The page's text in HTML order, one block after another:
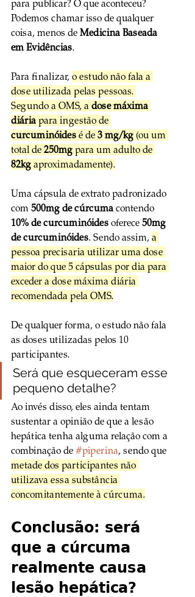
para publicar? O que aconteceu?
Podemos chamar isso de qualquer
coisa, menos de Medicina Baseada
em Evidências.
Para finalizar, o estudo não fala a
dose utilizada pelas pessoas.
Segundo a OMS, a dose máxima
diária para ingestão de
curcuminóides é de 3 mg/kg (ou um
total de 250mg para um adulto de
82kg aproximadamente).
Uma cápsula de extrato padronizado
com 500mg de cúrcuma contendo
10% de curcuminóides oferece 50mg
de curcuminóides. Sendo assim, a
pessoa precisaria utilizar uma dose
maior do que 5 cápsulas por dia para
exceder a dose máxima diária
recomendada pela OMS.
De qualquer forma, o estudo não fala
as doses utilizadas pelos 10
participantes.
Será que esqueceram esse
pequeno detalhe?
Ao invés disso, eles ainda tentam
sustentar a opinião de que a lesão
hepática tenha alguma relação com a
combinação de #piperina, sendo que
metade dos participantes não
utilizava essa substância
concomitantemente à cúrcuma.
Conclusão: será
que a cúrcuma
realmente causa
lesão hepática?